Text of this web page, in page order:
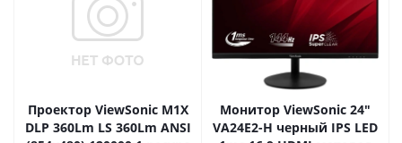
Проектор ViewSonic M1X
DLP 360Lm LS 360Lm ANSI
Монитор ViewSonic 24"
VA24E2-H черный IPS LED